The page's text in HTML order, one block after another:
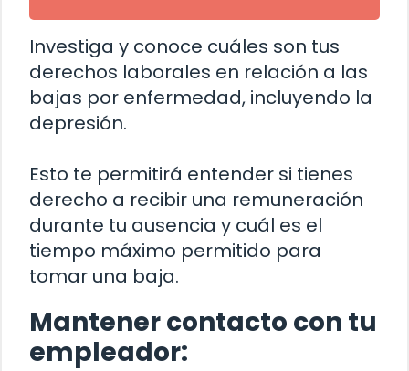
Investiga y conoce cuáles son tus
derechos laborales en relación a las
bajas por enfermedad, incluyendo la
depresión.
Esto te permitirá entender si tienes
derecho a recibir una remuneración
durante tu ausencia y cuál es el
tiempo máximo permitido para
tomar una baja.
Mantener contacto con tu
empleador: